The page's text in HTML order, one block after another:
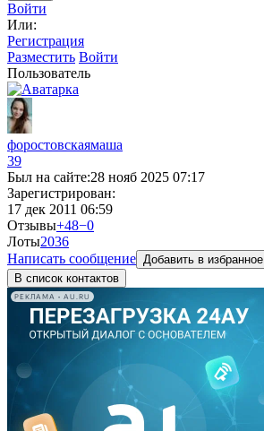
Войти
Или:
Регистрация
Разместить Войти
Пользователь
форостовскаямаша
39
Был на сайте:28 нояб 2025 07:17
Зарегистрирован:
17 дек 2011 06:59
Отзывы+48−0
Лоты2036
Написать сообщение Добавить в избранное
В список контактов
РЕКЛАМА • AU.RU